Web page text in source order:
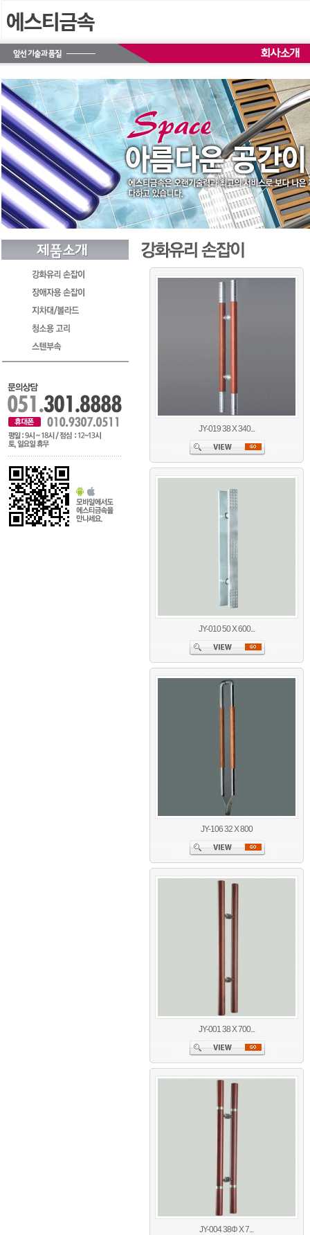
JY-019 38 X 340...
JY-010 50 X 600...
JY-106 32 X 800
JY-001 38 X 700...
JY-004 38Φ X 7...